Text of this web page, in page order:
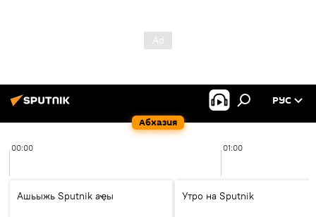
Абхазия
РУС
00:00 01:00
Ашьыжь Sputnik аҿы Утро на Sputnik